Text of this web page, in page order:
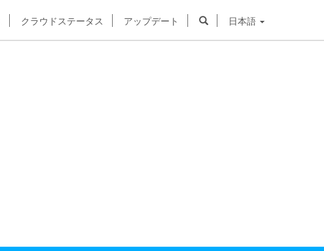
クラウドステータス アップデート 日本語